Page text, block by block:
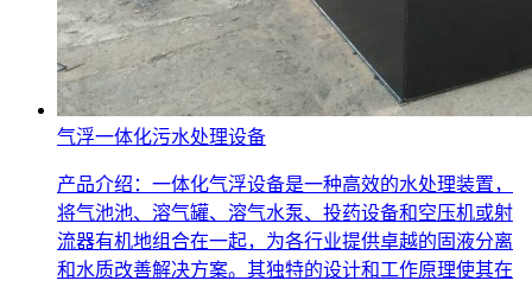
气浮一体化污水处理设备
产品介绍：一体化气浮设备是一种高效的水处理装置，
将气池池、溶气罐、溶气水泵、投药设备和空压机或射
流器有机地组合在一起，为各行业提供卓越的固液分离
和水质改善解决方案。其独特的设计和工作原理使其在